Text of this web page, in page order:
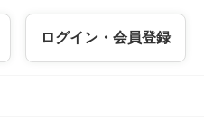
ログイン・ 会員登録